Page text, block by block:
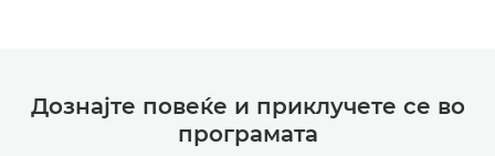
Дознајте повеќе и приклучете се во
програмата